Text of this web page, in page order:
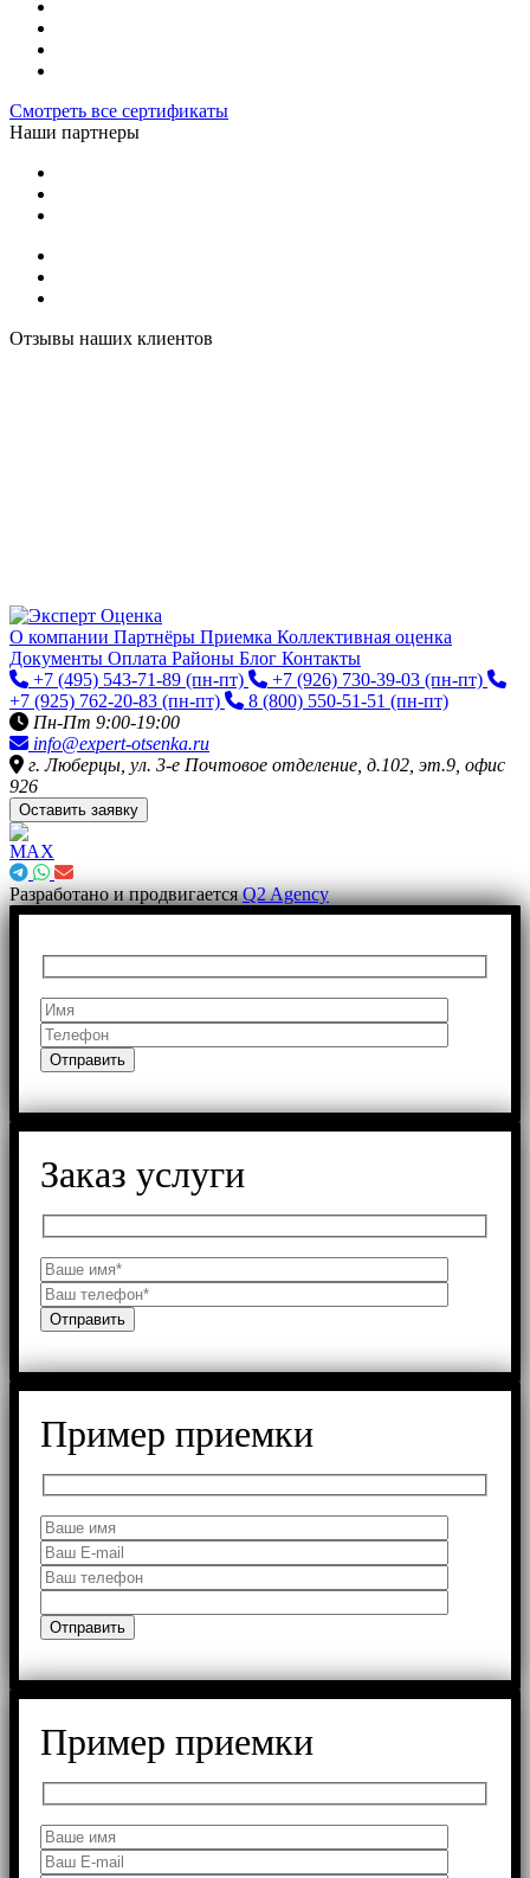
Смотреть все сертификаты
Наши партнеры
Отзывы наших клиентов
О компании Партнёры Приемка Коллективная оценка
Документы Оплата Районы Блог Контакты
+7 (495) 543-71-89 (пн-пт) +7 (926) 730-39-03 (пн-пт)
+7 (925) 762-20-83 (пн-пт) 8 (800) 550-51-51 (пн-пт)
Пн-Пт 9:00-19:00
info@expert-otsenka.ru
г. Люберцы, ул. 3-е Почтовое отделение, д.102, эт.9, офис
926
Оставить заявку
Разработано и продвигаетсяQ2 Agency
Заказ услуги
Пример приемки
Пример приемки